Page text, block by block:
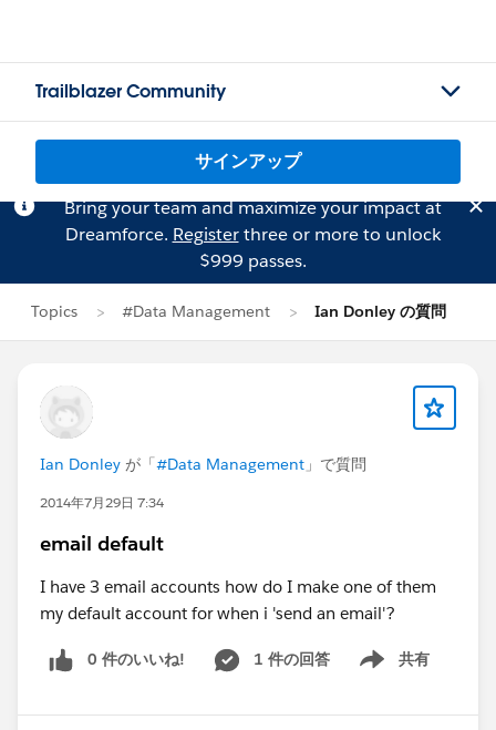
Trailblazer Community
サインアップ
Bring your team and maximize your impact at
Dreamforce. Registerthree or more to unlock
$999 passes.
Topics #Data Management Ian Donley の質問
Ian Donley が「#Data Management 」で質問
2014年7月29日 7:34
email default
I have 3 email accounts how do I make one of them
my default account for when i 'send an email'?
0 件のいいね! 1 件の回答 共有
Show menu